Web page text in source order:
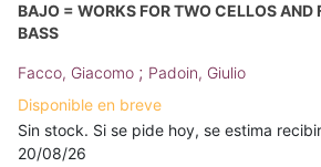
BAJO = WORKS FOR TWO CELLOS AND
BASS
Facco, Giacomo ; Padoin, Giulio
Disponible en breve
Sin stock. Si se pide hoy, se estima
20/08/26